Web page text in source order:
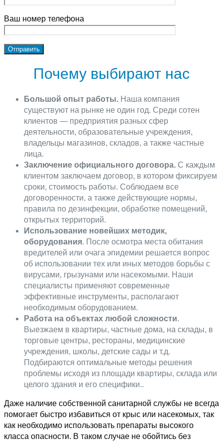
Ваш номер телефона
Почему выбирают нас
Большой опыт работы. Наша компания
существуют на рынке не один год. Среди сотен
клиентов — предприятия разных сфер
деятельности, образовательные учреждения,
владельцы магазинов, складов, а также частные
лица.
Заключение официального договора. С каждым
клиентом заключаем договор, в котором фиксируем
сроки, стоимость работы. Соблюдаем все
договоренности, а также действующие нормы,
правила по дезинфекции, обработке помещений,
открытых территорий.
Использование новейших методик,
оборудования. После осмотра места обитания
вредителей или очага эпидемии решается вопрос
об использовании тех или иных методов борьбы с
вирусами, грызунами или насекомыми. Наши
специалисты применяют современные
эффективные инструменты, располагают
необходимым оборудованием.
Работа на объектах любой сложности.
Выезжаем в квартиры, частные дома, на склады, в
торговые центры, рестораны, медицинские
учреждения, школы, детские сады и т.д.
Подбираются оптимальные методы решения
проблемы исходя из площади квартиры, склада или
целого здания и его специфики..
Даже наличие собственной санитарной службы не всегда
помогает быстро избавиться от крыс или насекомых, так
как необходимо использовать препараты высокого
класса опасности. В таком случае не обойтись без